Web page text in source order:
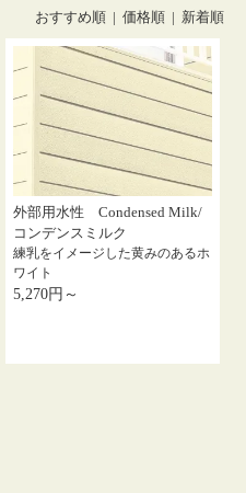
おすすめ順 | 価格順 | 新着順
外部用水性 Condensed Milk/
コンデンスミルク
練乳をイメージした黄みのあるホ
ワイト
5,270円～